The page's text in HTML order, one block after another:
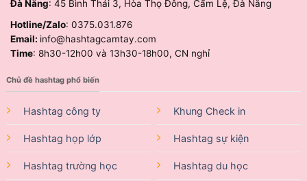
Đà Nẵng: 45 Bình Thái 3, Hòa Thọ Đông, Cẩm Lệ, Đà Nẵng
Hotline/Zalo: 0375.031.876
Email: info@hashtagcamtay.com
Time: 8h30-12h00 và 13h30-18h00, CN nghỉ
Chủ đề hashtag phổ biến
Hashtag công ty
Hashtag họp lớp
Hashtag trường học
Khung Check in
Hashtag sự kiện
Hashtag du học